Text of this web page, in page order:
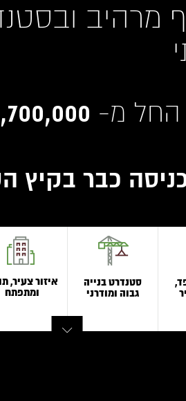
מרהיב
החל מ-
כבר בקיץ
סטנדרט בנייה
גבוה ומודרני
איזור צעיר,
ומתפתח